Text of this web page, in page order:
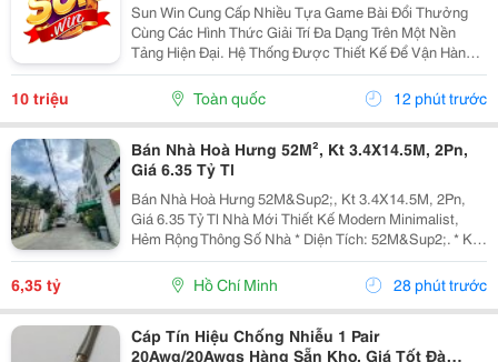
Sun Win Cung Cấp Nhiều Tựa Game Bài Đổi Thưởng
Cùng Các Hình Thức Giải Trí Đa Dạng Trên Một Nền
Tảng Hiện Đại. Hệ Thống Được Thiết Kế Để Vận Hành
Ổn Định, Truy Cập Nhanh Và Tương Thích Với Nhiều
Thiết Bị. Bên Cạnh Đó, Các Tính Năng Bảo Mật Cũng
Được...
10 triệu Toàn quốc 12 phút trước
Bán Nhà Hoà Hưng 52M², Kt 3.4X14.5M, 2Pn,
Giá 6.35 Tỷ Tl
Bán Nhà Hoà Hưng 52M&Sup2;, Kt 3.4X14.5M, 2Pn,
Giá 6.35 Tỷ Tl Nhà Mới Thiết Kế Modern Minimalist,
Hẻm Rộng Thông Số Nhà * Diện Tích: 52M&Sup2;. * Kt:
3.4M X 14.5M. * Kết Cấu: 1 Trệt 1 Lầu. * Chủ Hỗ Trợ
Hoàn Thiện Thêm 1 Phòng Ngủ Trước Khi Bàn...
6,35 tỷ Hồ Chí Minh 28 phút trước
Cáp Tín Hiệu Chống Nhiễu 1 Pair
20Awg/20Awgs Hàng Sẵn Kho, Giá Tốt Đà